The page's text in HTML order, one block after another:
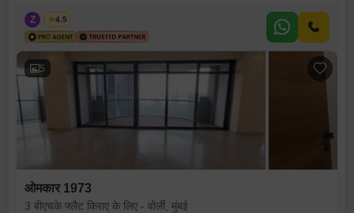
Z Zeltro
4.5
5
ओमकार 1973
3 बीएचके फ्लैट किराए के लिए - वोर्ली, मुंबई